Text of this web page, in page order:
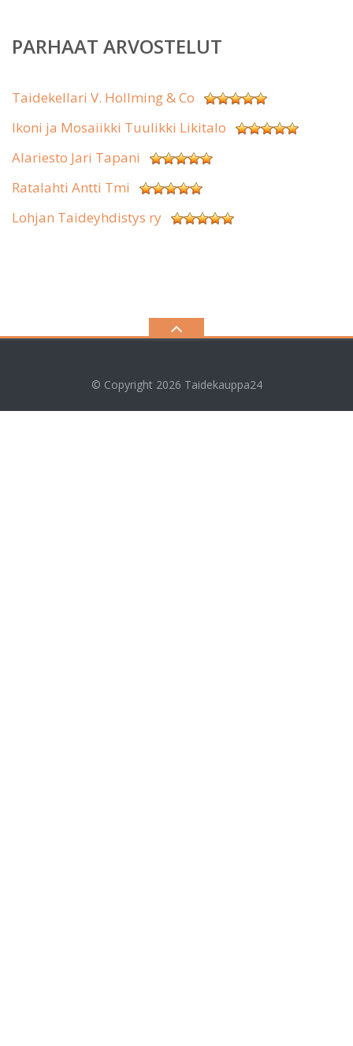
PARHAAT ARVOSTELUT
Taidekellari V. Hollming & Co
Ikoni ja Mosaiikki Tuulikki Likitalo
Alariesto Jari Tapani
Ratalahti Antti Tmi
Lohjan Taideyhdistys ry
© Copyright 2026 Taidekauppa24